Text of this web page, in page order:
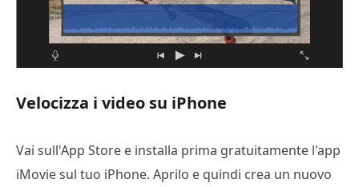
Velocizza i video su iPhone
Vai sull'App Store e installa prima gratuitamente l'app
iMovie sul tuo iPhone. Aprilo e quindi crea un nuovo